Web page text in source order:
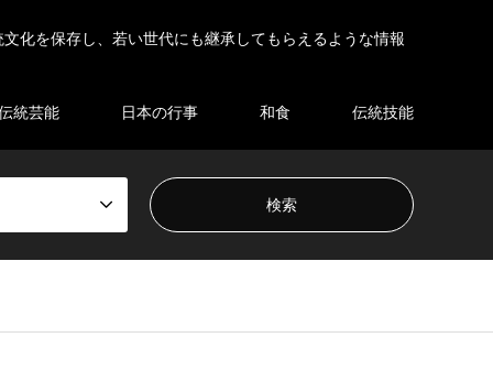
化を保存し、若い世代にも継承してもらえるような情報
統芸能 日本の行事 和食 伝統技能